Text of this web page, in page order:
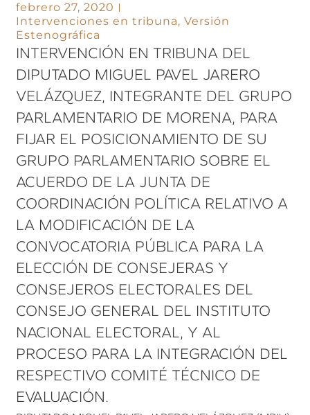
febrero 27, 2020
Intervenciones en tribuna,Versión
Estenográfica
INTERVENCIÓN EN TRIBUNA DEL
DIPUTADO MIGUEL PAVEL JARERO
VELÁZQUEZ, INTEGRANTE DEL GRUPO
PARLAMENTARIO DE MORENA, PARA
FIJAR EL POSICIONAMIENTO DE SU
GRUPO PARLAMENTARIO SOBRE EL
ACUERDO DE LA JUNTA DE
COORDINACIÓN POLÍTICA RELATIVO A
LA MODIFICACIÓN DE LA
CONVOCATORIA PÚBLICA PARA LA
ELECCIÓN DE CONSEJERAS Y
CONSEJEROS ELECTORALES DEL
CONSEJO GENERAL DEL INSTITUTO
NACIONAL ELECTORAL, Y AL
PROCESO PARA LA INTEGRACIÓN DEL
RESPECTIVO COMITÉ TÉCNICO DE
EVALUACIÓN.